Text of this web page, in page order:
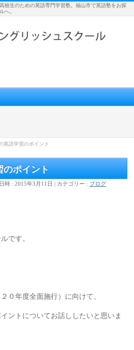
校生のための英語専門学習塾。福山市で英語塾をお探
へ。
英語学習のポイント
のポイント
時 : 2015年3月11日 カテゴリー : ブログ
です。
０年度全面施行）に向けて、
ントについてお話ししたいと思いま